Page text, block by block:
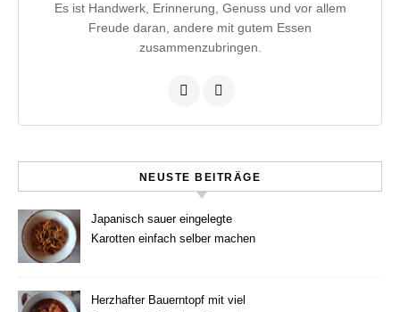
Es ist Handwerk, Erinnerung, Genuss und vor allem
Freude daran, andere mit gutem Essen
zusammenzubringen.
NEUSTE BEITRÄGE
Japanisch sauer eingelegte
Karotten einfach selber machen
Herzhafter Bauerntopf mit viel